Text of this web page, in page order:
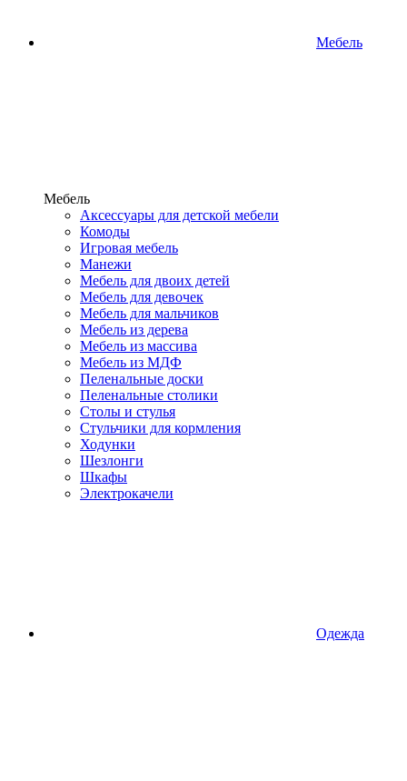
Мебель
Мебель
Аксессуары для детской мебели
Комоды
Игровая мебель
Манежи
Мебель для двоих детей
Мебель для девочек
Мебель для мальчиков
Мебель из дерева
Мебель из массива
Мебель из МДФ
Пеленальные доски
Пеленальные столики
Столы и стулья
Стульчики для кормления
Ходунки
Шезлонги
Шкафы
Электрокачели
Одежда